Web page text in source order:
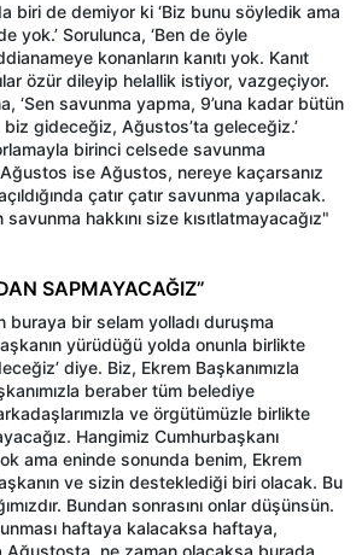
biri de demiyor ki ‘Biz bunu söyledik ama
yok.’ Sorulunca, ‘Ben de öyle
konanların kanıtı yok. Kanıt
özür dileyip helallik istiyor, vazgeçiyor.
‘Sen savunma yapma, 9’una kadar bütün
gideceğiz, Ağustos’ta geleceğiz.’
birinci celsede savunma
ise Ağustos, nereye kaçarsanız
çatır çatır savunma yapılacak.
savunma hakkını size kısıtlatmayacağız"
SAPMAYACAĞIZ”
buraya bir selam yolladı duruşma
yürüdüğü yolda onunla birlikte
diye. Biz, Ekrem Başkanımızla
beraber tüm belediye
ve örgütümüzle birlikte
Hangimiz Cumhurbaşkanı
ama eninde sonunda benim, Ekrem
ve sizin desteklediği biri olacak. Bu
Bundan sonrasını onlar düşünsün.
haftaya kalacaksa haftaya,